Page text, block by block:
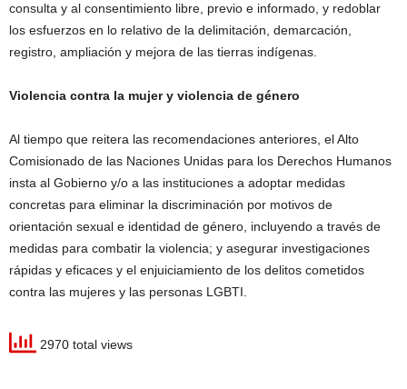
consulta y al consentimiento libre, previo e informado, y redoblar
los esfuerzos en lo relativo de la delimitación, demarcación,
registro, ampliación y mejora de las tierras indígenas.
Violencia contra la mujer y violencia de género
Al tiempo que reitera las recomendaciones anteriores, el Alto
Comisionado de las Naciones Unidas para los Derechos Humanos
insta al Gobierno y/o a las instituciones a adoptar medidas
concretas para eliminar la discriminación por motivos de
orientación sexual e identidad de género, incluyendo a través de
medidas para combatir la violencia; y asegurar investigaciones
rápidas y eficaces y el enjuiciamiento de los delitos cometidos
contra las mujeres y las personas LGBTI.
2970 total views